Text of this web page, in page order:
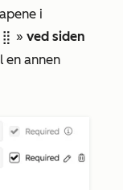
i
dragHandle » ved siden
en annen